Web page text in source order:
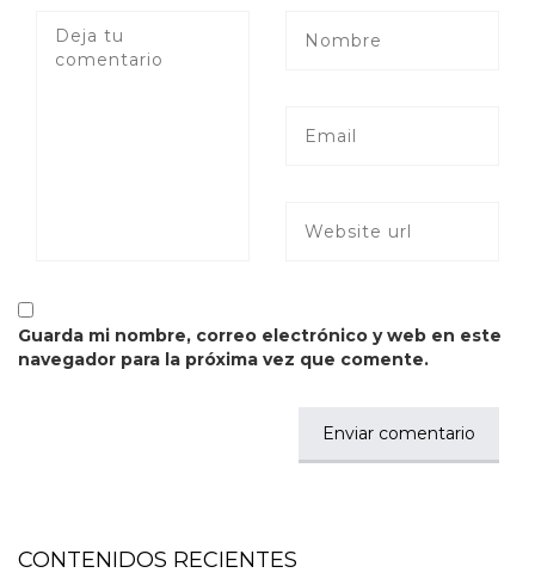
Guarda mi nombre, correo electrónico y web en este
navegador para la próxima vez que comente.
CONTENIDOS RECIENTES